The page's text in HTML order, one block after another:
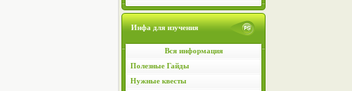
Инфа для изучения
Вся информация
Полезные Гайды
Нужные квесты